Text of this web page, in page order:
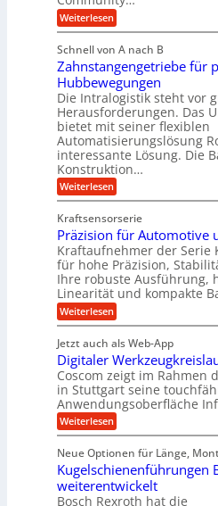
a
u
k
i
m
V
e
r
g
l
c
h
e
b
i
g
e
K
u
g
e
l
g
e
w
n
d
e
t
r
i
e
b
e
f
ü
r
r
a
u
e
i
g
e
r
t
U
m
s
a
t
z
u
n
d
A
u
f
t
a
g
s
e
i
n
g
a
n
Weiterlesen:
M
n
s
c
h
e
n
a
u
c
h
i
n
Z
e
e
n
v
o
n
K
I
w
i
c
h
t
i
g
e
a
l
s
M
Schnell von A nach B
Zahnstangengetriebe für
Hubbewegungen
Die Intralogistik steht vor
Herausforderungen. Das
bietet mit seiner flexiblen
Automatisierungslösung
interessante Lösung. Die
Konstruktion…
Weiterlesen:
Z
h
n
s
t
a
n
g
e
n
e
t
r
i
e
b
e
f
r
p
r
ä
Kraftsensorserie
Präzision für Automotive
Kraftaufnehmer der Serie
für hohe Präzision,
Ihre robuste Ausführung,
Linearität und kompakte
Weiterlesen:
P
ä
z
i
s
i
o
n
f
r
A
u
t
Jetzt auch als Web-App
Digitaler
Coscom zeigt im Rahmen
in Stuttgart seine
Anwendungsoberfläche
Weiterlesen:
D
g
i
t
a
Neue Optionen für Länge,
Kugelschienenführungen
weiterentwickelt
Bosch Rexroth hat die